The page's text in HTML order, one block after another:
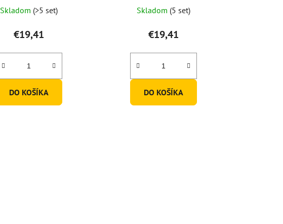
Skladom (>5 set)
€19,41
DO KOŠÍKA
Skladom (5 set)
€19,41
DO KOŠÍKA